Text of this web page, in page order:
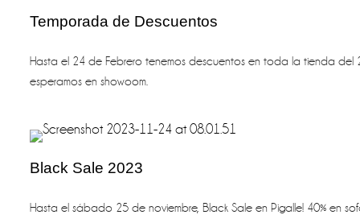
Temporada de Descuentos
Hasta el 24 de Febrero tenemos descuentos en toda la tienda del
esperamos en showoom.
Black Sale 2023
Hasta el sábado 25 de noviembre, Black Sale en Pigalle! 40% en